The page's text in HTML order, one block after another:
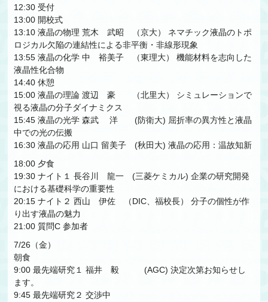
12:30 受付
13:00 開校式
13:10 液晶の物理 荒木 武昭 （京大） ネマチック液晶のトポ
ロジカル欠陥の連結性による非平衡・非線形現象
13:55 液晶の化学 中 裕美子 （東理大） 機能材料を志向した
液晶性化合物
14:40 休憩
15:00 液晶の理論 渡辺 豪 （北里大） シミュレーションで
視る液晶の分子ダイナミクス
15:45 液晶の光学 森武 洋 (防衛大) 屈折率の異方性と液晶
中での光の伝搬
16:30 液晶の応用 山口 留美子 (秋田大) 液晶の応用：温故知新
18:00 夕食
19:30 ナイト１ 長谷川 龍一 (三菱ケミカル) 企業の研究開発
における基礎科学の重要性
20:15 ナイト２ 西山 伊佐 （DIC、福校長） 分子の個性が作
り出す液晶の魅力
21:00 質問C 参加者
7/26（金）
朝食
9:00 最先端研究１ 福井 毅 (AGC) 決定次第お知らせし
ます。
9:45 最先端研究２ 交渉中